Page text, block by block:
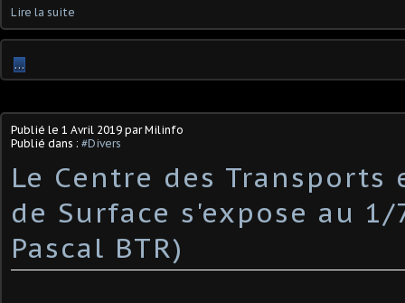
Lire la suite
…
Publié le 1 Avril 2019 par Milinfo
Publié dans : #Divers
Le Centre des Transports
de Surface s'expose au
Pascal BTR)